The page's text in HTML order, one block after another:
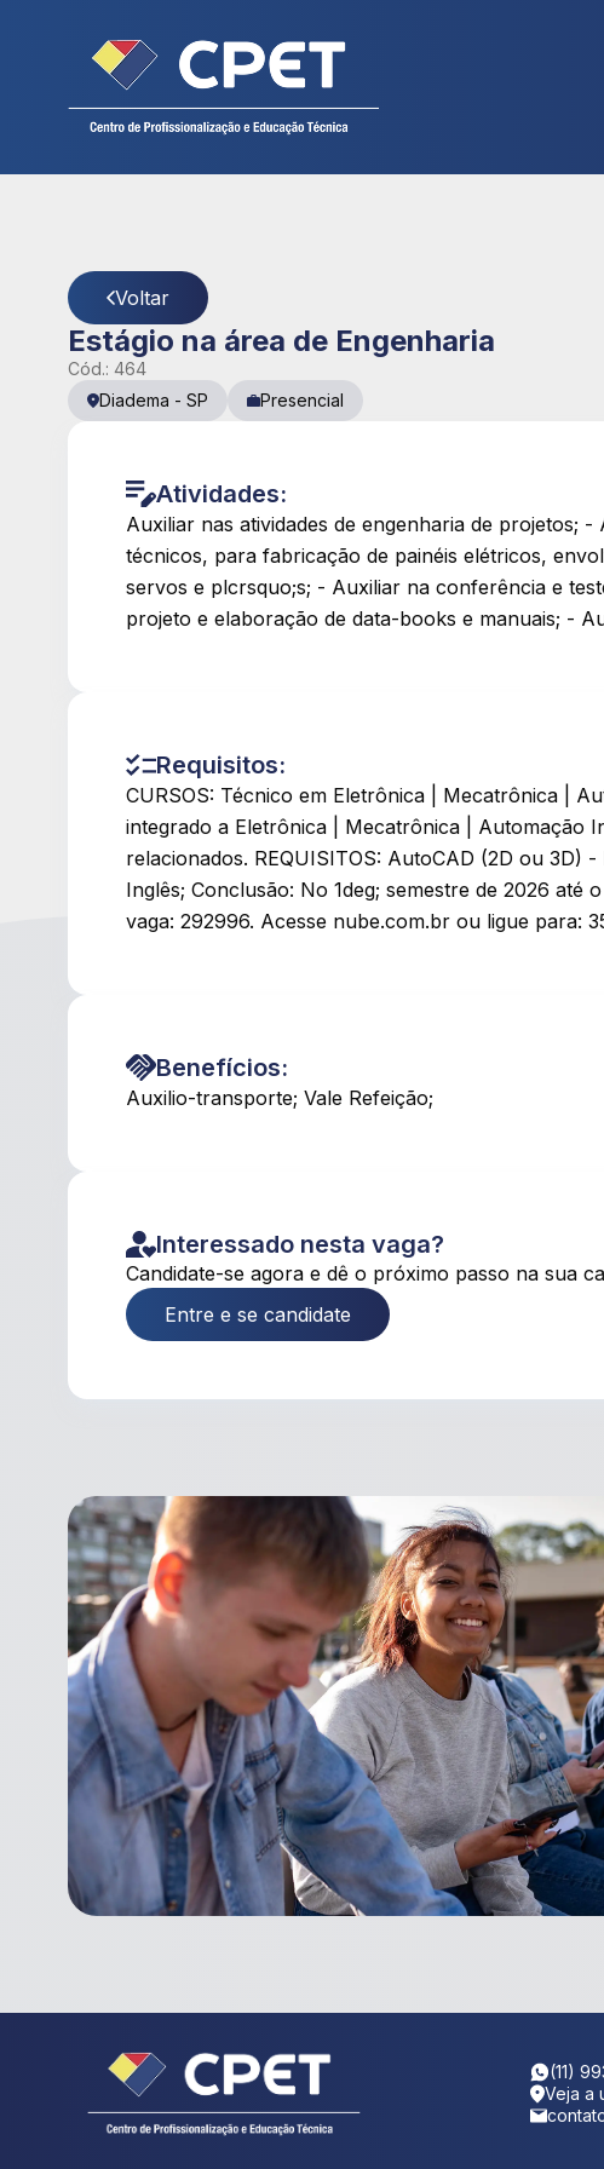
Cadastre seu currículo
Voltar
Estágio na área de Engenharia
Cód.: 464
Diadema - SP Presencial
Atividades:
Auxiliar nas atividades de engenharia de projetos;
técnicos, para fabricação de painéis elétricos,
servos e plcrsquo;s; - Auxiliar na conferência e
projeto e elaboração de data-books e manuais; -
Requisitos:
CURSOS: Técnico em Eletrônica | Mecatrônica |
integrado a Eletrônica | Mecatrônica | Automação
relacionados. REQUISITOS: AutoCAD (2D ou 3D)
Inglês; Conclusão: No 1deg; semestre de 2026 até
vaga: 292996. Acesse nube.com.br ou ligue para:
Benefícios:
Auxilio-transporte; Vale Refeição;
Interessado nesta vaga?
Candidate-se agora e dê o próximo passo na sua
Entre e se candidate
(11)
Veja a